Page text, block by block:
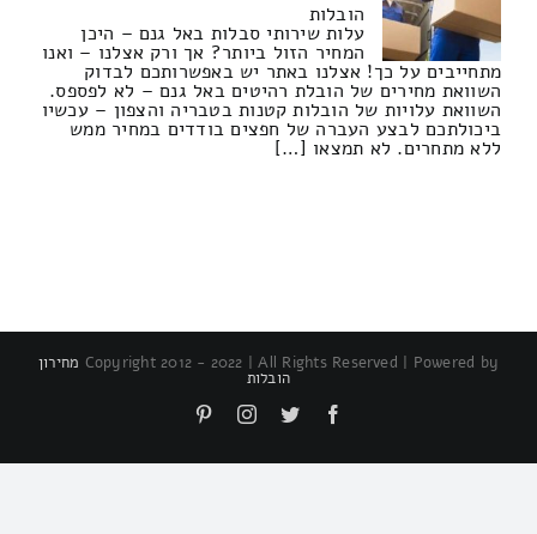
הובלות
עלות שירותי סבלות באל גנם – היכן
המחיר הזול ביותר? אך ורק אצלנו – ואנו
מתחייבים על כך! אצלנו באתר יש באפשרותכם לבדוק
השוואת מחירים של הובלת רהיטים באל גנם – לא לפספס.
השוואת עלויות של הובלות קטנות בטבריה והצפון – עכשיו
ביכולתכם לבצע העברה של חפצים בודדים במחיר ממש
ללא מתחרים. לא תמצאו […]
Copyright 2012 - 2022 | All Rights Reserved | Powered by מחירון
הובלות
Facebook
Twitter
Instagram